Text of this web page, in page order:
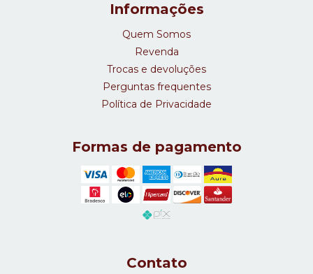
Informações
Quem Somos
Revenda
Trocas e devoluções
Perguntas frequentes
Política de Privacidade
Formas de pagamento
Contato